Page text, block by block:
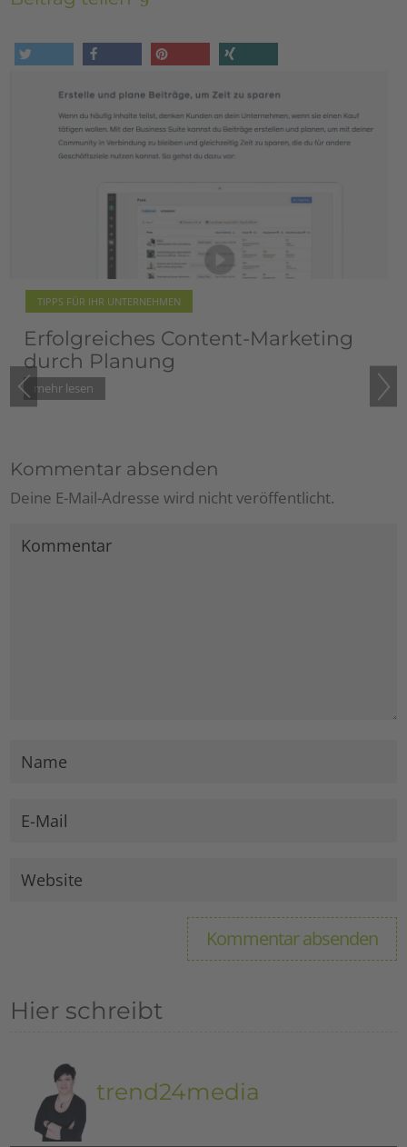
TIPPS FÜR IHR UNTERNEHMEN
Erfolgreiches Content-Marketing
durch Planung
Kommentar absenden
Deine E-Mail-Adresse wird nicht veröffentlicht.
Hier schreibt
trend24media